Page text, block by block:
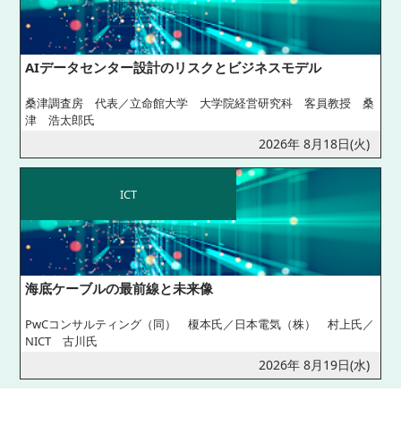
AIデータセンター設計のリスクとビジネスモデル
桑津調査房 代表／立命館大学 大学院経営研究科 客員教授 桑
津 浩太郎氏
2026年 8月18日(火)
ICT
海底ケーブルの最前線と未来像
PwCコンサルティング（同） 榎本氏／日本電気（株） 村上氏／
NICT 古川氏
2026年 8月19日(水)